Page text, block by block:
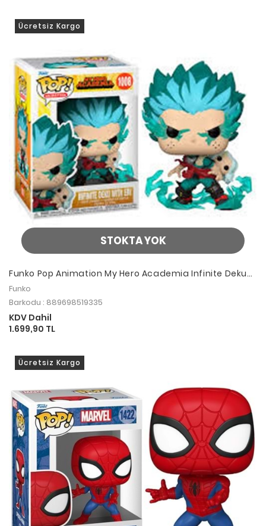
STOKTA YOK
Ücretsiz Kargo
Funko Pop Animation My Hero Academia Infinite Deku
With Eri
Funko
Barkodu : 889698519335
KDV Dahil
1.699,90 TL
Ücretsiz Kargo